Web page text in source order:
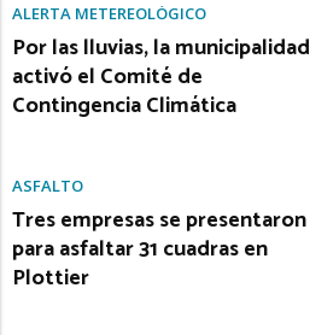
ALERTA METEREOLÓGICO
Por las lluvias, la municipalidad
activó el Comité de
Contingencia Climática
ASFALTO
Tres empresas se presentaron
para asfaltar 31 cuadras en
Plottier